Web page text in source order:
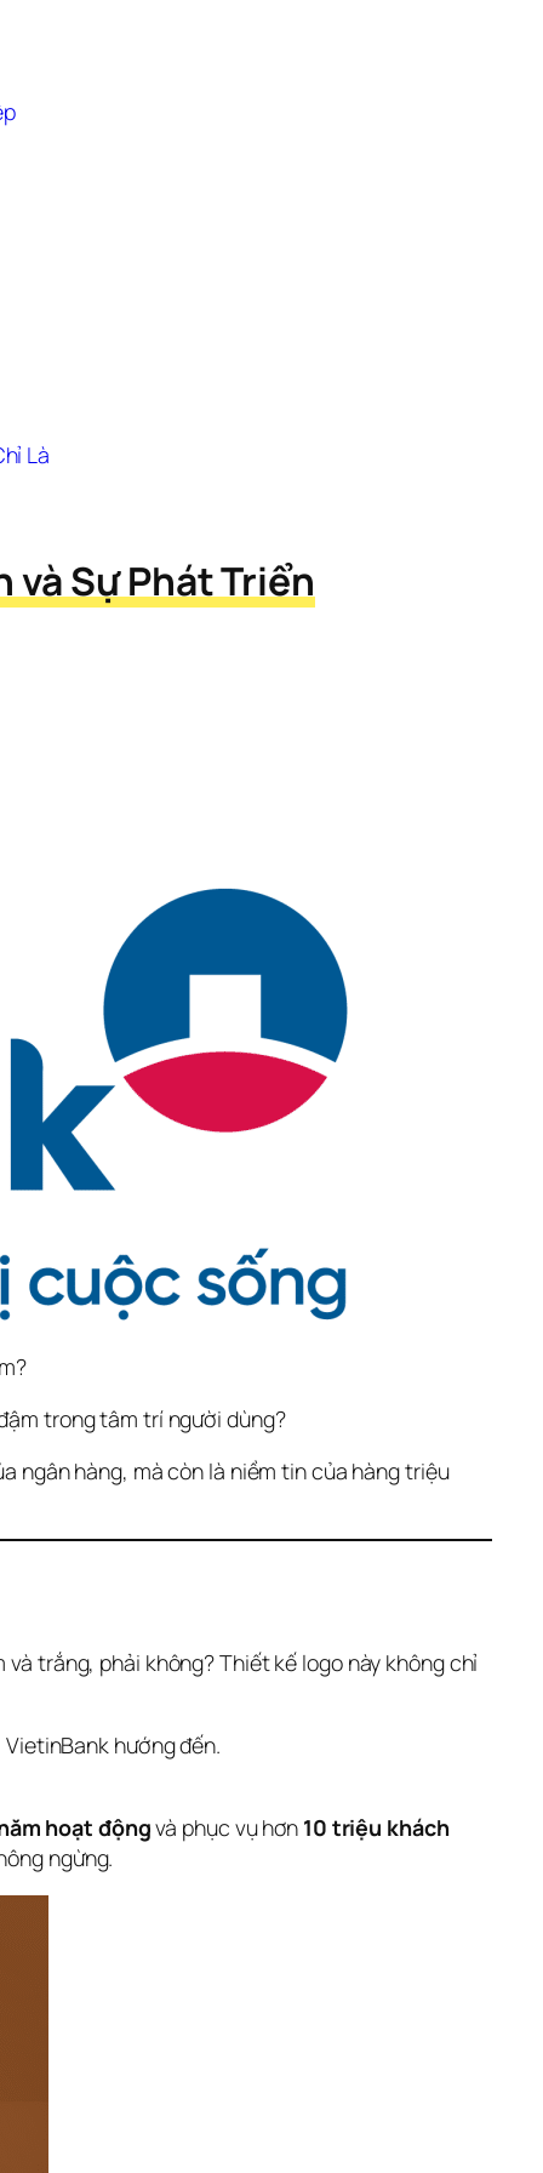
Là
và Sự Phát Triển
trong tâm trí người dùng?
ngân hàng, mà còn là niềm tin của hàng triệu
trắng, phải không? Thiết kế logo này không chỉ
hướng đến.
hoạt động và phục vụ hơn 10 triệu khách
ngừng.